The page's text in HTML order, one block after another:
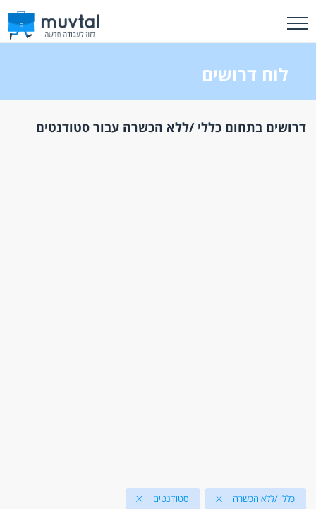
לוח דרושים
דרושים בתחום כללי /ללא הכשרה עבור סטודנטים
כללי /ללא הכשרה סטודנטים